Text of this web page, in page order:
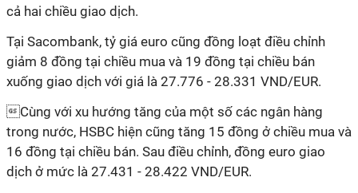
cả hai chiều giao dịch.
Tại Sacombank, tỷ giá euro cũng đồng loạt điều chỉnh
giảm 8 đồng tại chiều mua và 19 đồng tại chiều bán
xuống giao dịch với giá là 27.776 - 28.331 VND/EUR.
Cùng với xu hướng tăng của một số các ngân hàng
trong nước, HSBC hiện cũng tăng 15 đồng ở chiều mua và
16 đồng tại chiều bán. Sau điều chỉnh, đồng euro giao
dịch ở mức là 27.431 - 28.422 VND/EUR.